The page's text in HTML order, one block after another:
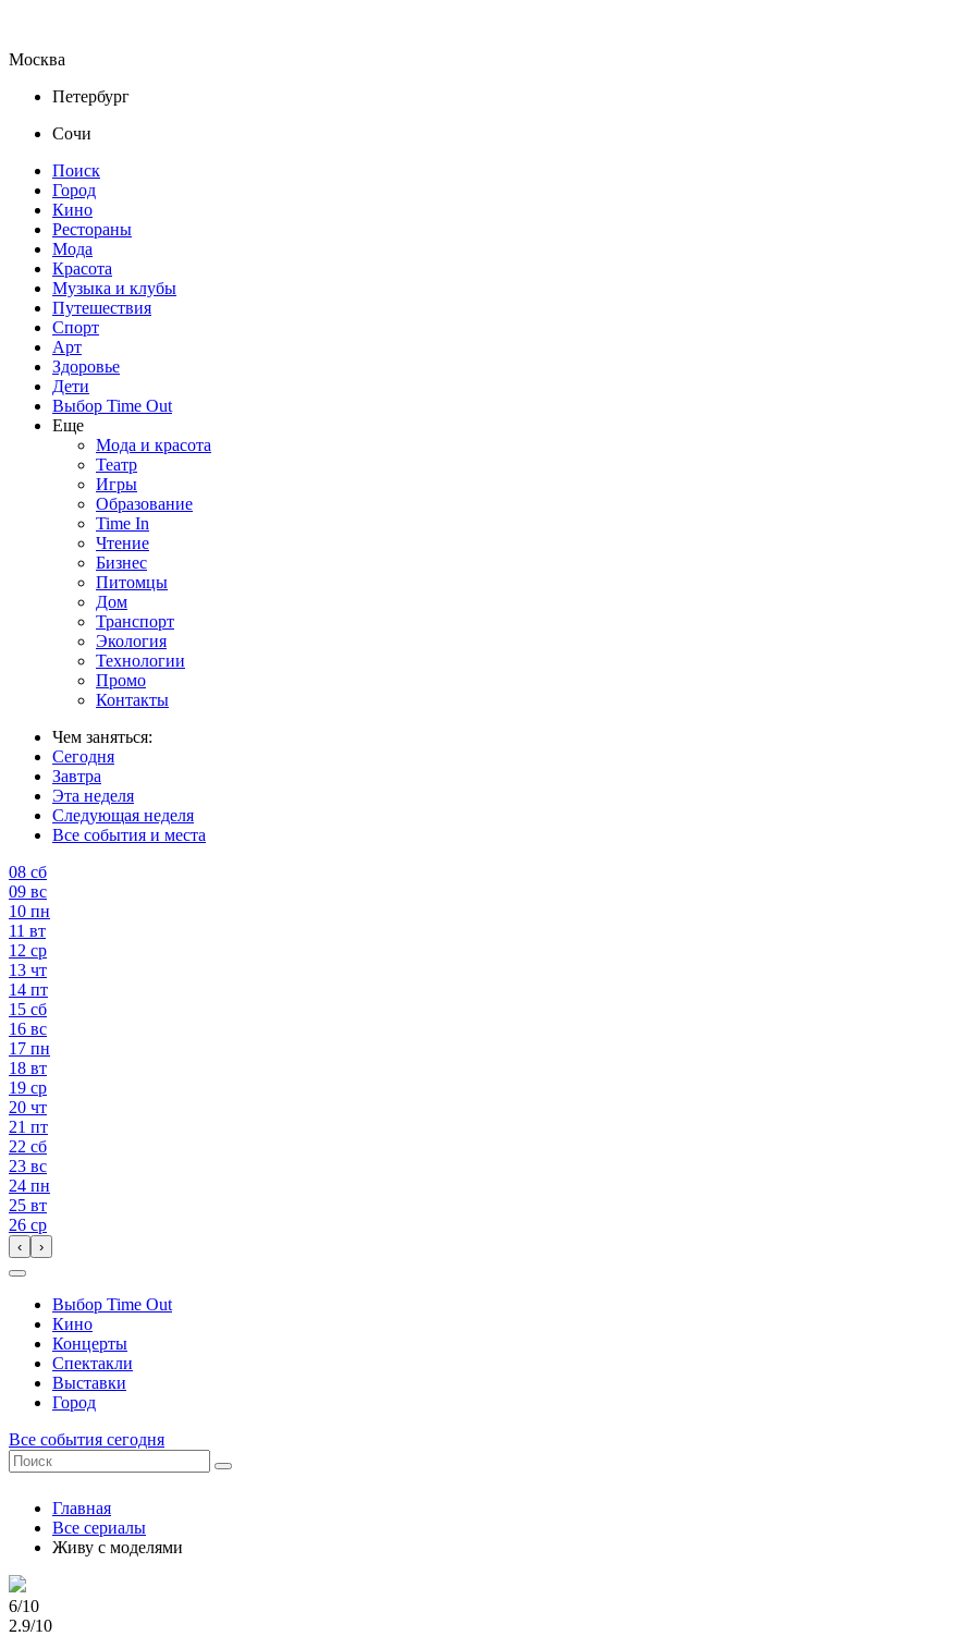
Москва
Петербург
Сочи
Поиск
Город
Кино
Рестораны
Мода
Красота
Музыка и клубы
Путешествия
Спорт
Арт
Здоровье
Дети
Выбор Time Out
Еще
Мода и красота
Театр
Игры
Образование
Time In
Чтение
Бизнес
Питомцы
Дом
Транспорт
Экология
Технологии
Промо
Контакты
Чем заняться:
Сегодня
Завтра
Эта неделя
Следующая неделя
Все события и места
08 сб
09 вс
10 пн
11 вт
12 ср
13 чт
14 пт
15 сб
16 вс
17 пн
18 вт
19 ср
20 чт
21 пт
22 сб
23 вс
24 пн
25 вт
26 ср
‹ ›
Выбор Time Out
Кино
Концерты
Спектакли
Выставки
Город
Все события сегодня
Главная
Все сериалы
Живу с моделями
6/10
2.9/10